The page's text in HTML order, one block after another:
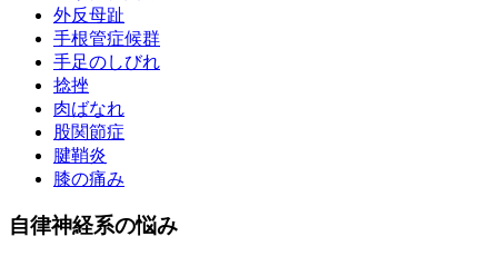
外反母趾
手根管症候群
手足のしびれ
捻挫
肉ばなれ
股関節症
腱鞘炎
膝の痛み
自律神経系の悩み